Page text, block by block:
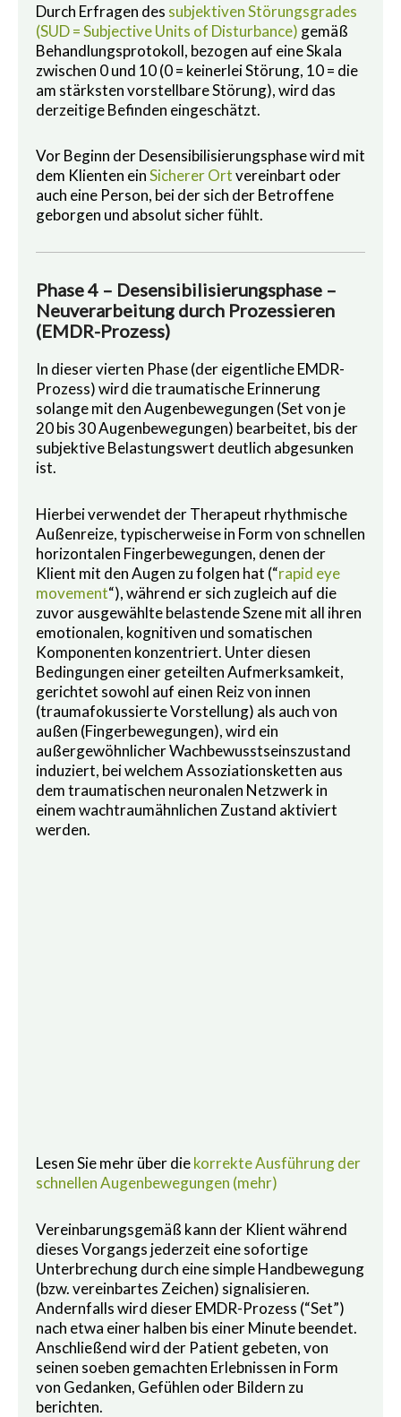
Durch Erfragen des subjektiven Störungsgrades
(SUD = Subjective Units of Disturbance) gemäß
Behandlungsprotokoll, bezogen auf eine Skala
zwischen 0 und 10 (0 = keinerlei Störung, 10 = die
am stärksten vorstellbare Störung), wird das
derzeitige Befinden eingeschätzt.
Vor Beginn der Desensibilisierungsphase wird mit
dem Klienten einSicherer Ortvereinbart oder
auch eine Person, bei der sich der Betroffene
geborgen und absolut sicher fühlt.
Phase 4 – Desensibilisierungsphase –
Neuverarbeitung durch Prozessieren
(EMDR-Prozess)
In dieser vierten Phase (der eigentliche EMDR-
Prozess) wird die traumatische Erinnerung
solange mit den Augenbewegungen (Set von je
20 bis 30 Augenbewegungen) bearbeitet, bis der
subjektive Belastungswert deutlich abgesunken
ist.
Hierbei verwendet der Therapeut rhythmische
Außenreize, typischerweise in Form von schnellen
horizontalen Fingerbewegungen, denen der
Klient mit den Augen zu folgen hat (“rapid eye
movement“), während er sich zugleich auf die
zuvor ausgewählte belastende Szene mit all ihren
emotionalen, kognitiven und somatischen
Komponenten konzentriert. Unter diesen
Bedingungen einer geteilten Aufmerksamkeit,
gerichtet sowohl auf einen Reiz von innen
(traumafokussierte Vorstellung) als auch von
außen (Fingerbewegungen), wird ein
außergewöhnlicher Wachbewusstseinszustand
induziert, bei welchem Assoziationsketten aus
dem traumatischen neuronalen Netzwerk in
einem wachtraumähnlichen Zustand aktiviert
werden.
Lesen Sie mehr über diekorrekte Ausführung der
schnellen Augenbewegungen (mehr)
Vereinbarungsgemäß kann der Klient während
dieses Vorgangs jederzeit eine sofortige
Unterbrechung durch eine simple Handbewegung
(bzw. vereinbartes Zeichen) signalisieren.
Andernfalls wird dieser EMDR-Prozess (“Set”)
nach etwa einer halben bis einer Minute beendet.
Anschließend wird der Patient gebeten, von
seinen soeben gemachten Erlebnissen in Form
von Gedanken, Gefühlen oder Bildern zu
berichten.